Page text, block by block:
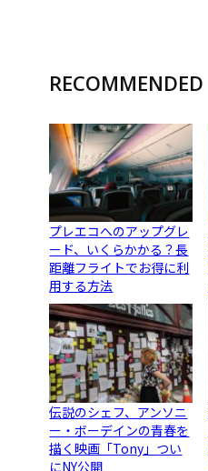
RECOMMENDED
プレエコへのアップグレ
ード、いくらかかる？長
距離フライトでお得に利
用する方法
伝説のシェフ、アンソニ
ー・ボーデインの青春を
描く映画「Tony」つい
にNY公開